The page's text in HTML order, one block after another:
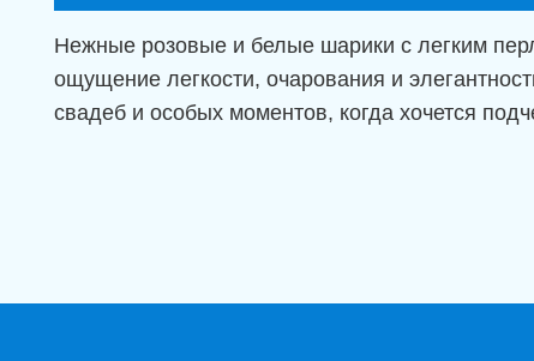
Нежные розовые и белые шарики с легким
ощущение легкости, очарования и
свадеб и особых моментов, когда хочется